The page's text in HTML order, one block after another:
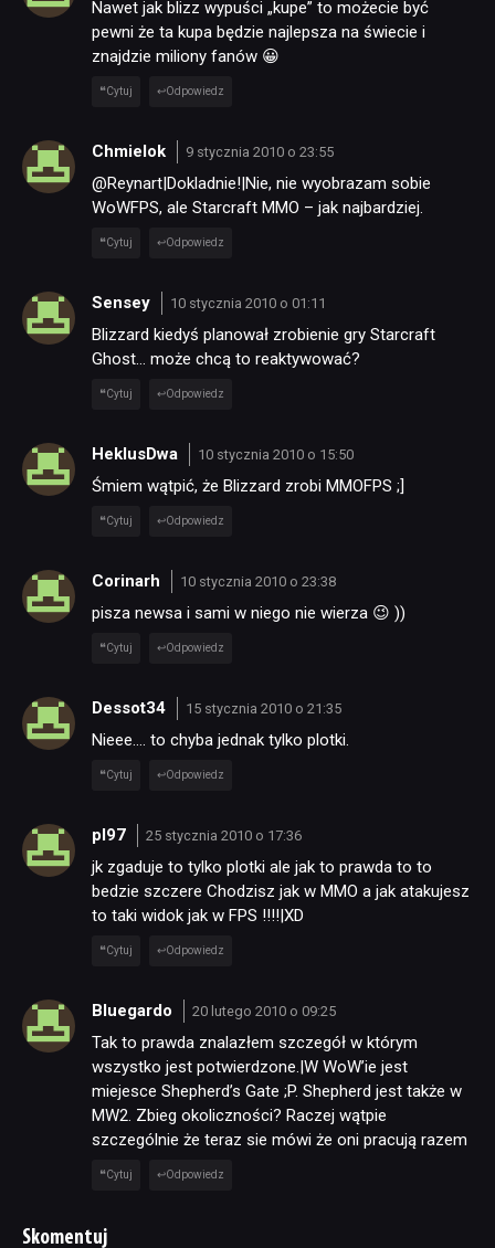
Nawet jak blizz wypuści „kupe” to możecie być
pewni że ta kupa będzie najlepsza na świecie i
znajdzie miliony fanów 😀
Cytuj Odpowiedz
Chmielok 9 stycznia 2010 o 23:55
@Reynart|Dokladnie!|Nie, nie wyobrazam sobie
WoWFPS, ale Starcraft MMO – jak najbardziej.
Cytuj Odpowiedz
Sensey 10 stycznia 2010 o 01:11
Blizzard kiedyś planował zrobienie gry Starcraft
Ghost… może chcą to reaktywować?
Cytuj Odpowiedz
HeklusDwa 10 stycznia 2010 o 15:50
Śmiem wątpić, że Blizzard zrobi MMOFPS ;]
Cytuj Odpowiedz
Corinarh 10 stycznia 2010 o 23:38
pisza newsa i sami w niego nie wierza 😉 ))
Cytuj Odpowiedz
Dessot34 15 stycznia 2010 o 21:35
Nieee…. to chyba jednak tylko plotki.
Cytuj Odpowiedz
pl97 25 stycznia 2010 o 17:36
jk zgaduje to tylko plotki ale jak to prawda to to
bedzie szczere Chodzisz jak w MMO a jak atakujesz
to taki widok jak w FPS !!!!|XD
Cytuj Odpowiedz
Bluegardo 20 lutego 2010 o 09:25
Tak to prawda znalazłem szczegół w którym
wszystko jest potwierdzone.|W WoW’ie jest
miejesce Shepherd’s Gate ;P. Shepherd jest także w
MW2. Zbieg okoliczności? Raczej wątpie
szczególnie że teraz sie mówi że oni pracują razem
Cytuj Odpowiedz
Skomentuj